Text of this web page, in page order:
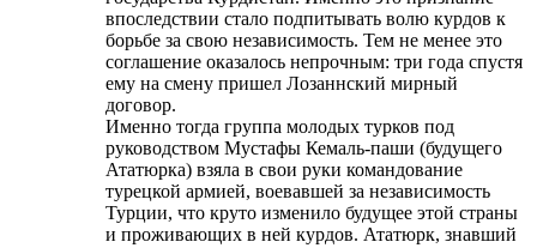
впоследствии стало подпитывать волю курдов к
борьбе за свою независимость. Тем не менее это
соглашение оказалось непрочным: три года спустя
ему на смену пришел Лозаннский мирный
договор.
Именно тогда группа молодых турков под
руководством Мустафы Кемаль-паши (будущего
Ататюрка) взяла в свои руки командование
турецкой армией, воевавшей за независимость
Турции, что круто изменило будущее этой страны
и проживающих в ней курдов. Ататюрк, знавший